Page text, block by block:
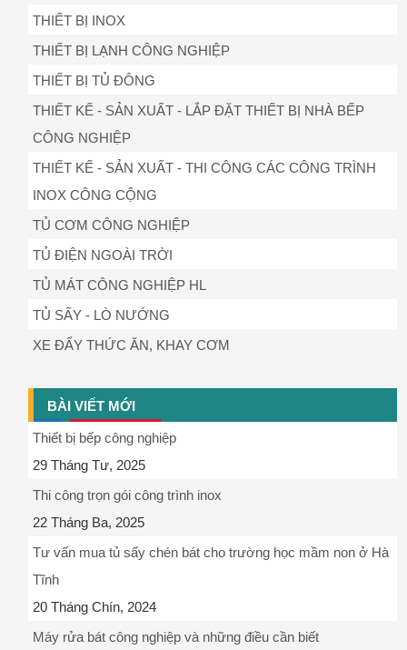
THIẾT BỊ INOX
THIẾT BỊ LẠNH CÔNG NGHIỆP
THIẾT BỊ TỦ ĐÔNG
THIẾT KẾ - SẢN XUẤT - LẮP ĐẶT THIẾT BỊ NHÀ BẾP
CÔNG NGHIỆP
THIẾT KẾ - SẢN XUẤT - THI CÔNG CÁC CÔNG TRÌNH
INOX CÔNG CỘNG
TỦ CƠM CÔNG NGHIỆP
TỦ ĐIỆN NGOÀI TRỜI
TỦ MÁT CÔNG NGHIỆP HL
TỦ SẤY - LÒ NƯỚNG
XE ĐẨY THỨC ĂN, KHAY CƠM
BÀI VIẾT MỚI
Thiết bị bếp công nghiệp
29 Tháng Tư, 2025
Thi công trọn gói công trình inox
22 Tháng Ba, 2025
Tư vấn mua tủ sấy chén bát cho trường học mầm non ở Hà
Tĩnh
20 Tháng Chín, 2024
Máy rửa bát công nghiệp và những điều cần biết